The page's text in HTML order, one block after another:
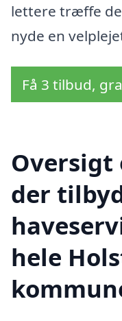
lettere træffe
nyde en
Få 3 tilbud,
der
hele